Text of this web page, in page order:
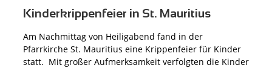
Kinderkrippenfeier in St. Mauritius
Am Nachmittag von Heiligabend fand in der
Pfarrkirche St. Mauritius eine Krippenfeier für Kinder
statt. Mit großer Aufmerksamkeit verfolgten die Kinder